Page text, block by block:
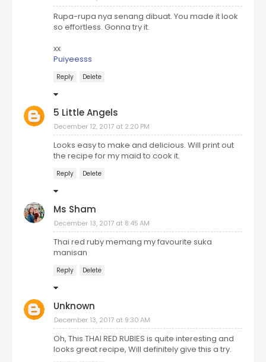
Rupa-rupa nya senang dibuat. You made it look
so effortless. Gonna try it.
xx
Puiyeesss
Reply Delete
5 Little Angels
December 12, 2017 at 2:20 PM
Looks easy to make and delicious. Will print out
the recipe for my maid to cook it.
Reply Delete
Ms Sham
December 13, 2017 at 8:45 AM
Thai red ruby memang my favourite suka
manisan
Reply Delete
Unknown
December 13, 2017 at 9:30 AM
Oh, This THAI RED RUBIES is quite interesting and
looks great recipe, Will definitely give this a try.